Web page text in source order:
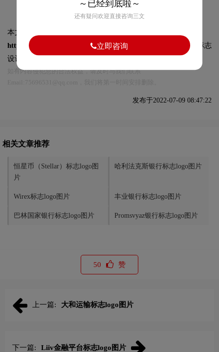
本文标题和链接
https://logo9.net/works/9358.html转载时请注明出处为诗宸标志
设计及本链接!
如有内容侵犯您的合法权益，请及时与我们联系
发布于2022-07-09 08:47:22
相关文章推荐
恒星币（Stellar）标志logo图
片
哈利法克斯银行标志logo图片
Wirex标志logo图片 丰业银行标志logo图片
巴林国家银行标志logo图片 Promsvyaz银行标志logo图片
50 赞
上一篇: 大和运输标志logo图片
下一篇: Liiv金融平台标志logo图片
～已经到底啦～
还有疑问欢迎直接咨询三文
立即咨询